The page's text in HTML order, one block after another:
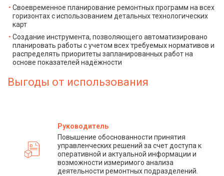
Своевременное планирование ремонтных программ на всех
горизонтах с использованием детальных технологических
карт
Создание инструмента, позволяющего автоматизировано
планировать работы с учетом всех требуемых нормативов и
распределять приоритеты запланированных работ на
основе показателей надёжности
Выгоды от использования
Руководитель
Повышение обоснованности принятия
управленческих решений за счет доступа к
оперативной и актуальной информации и
возможности измеримого анализа
деятельности ремонтных подразделений.